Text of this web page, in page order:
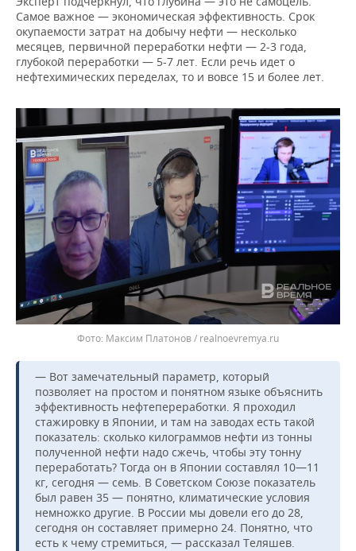
Самое важное — экономическая эффективность. Срок
окупаемости затрат на добычу нефти — несколько
месяцев, первичной переработки нефти — 2-3 года,
глубокой переработки — 5-7 лет. Если речь идет о
нефтехимических переделах, то и вовсе 15 и более лет.
Максим Платонов / realnoevremya.ru
— Вот замечательный параметр, который
позволяет на простом и понятном языке объяснить
эффективность нефтепереработки. Я проходил
стажировку в Японии, и там на заводах есть такой
показатель: сколько килограммов нефти из тонны
полученной нефти надо сжечь, чтобы эту тонну
переработать? Тогда он в Японии составлял 10—11
кг, сегодня — семь. В Советском Союзе показатель
был равен 35 — понятно, климатические условия
немножко другие. В России мы довели его до 28,
сегодня он составляет примерно 24. Понятно, что
есть к чему стремиться, — рассказал Теляшев.